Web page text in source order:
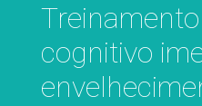
cognitivo